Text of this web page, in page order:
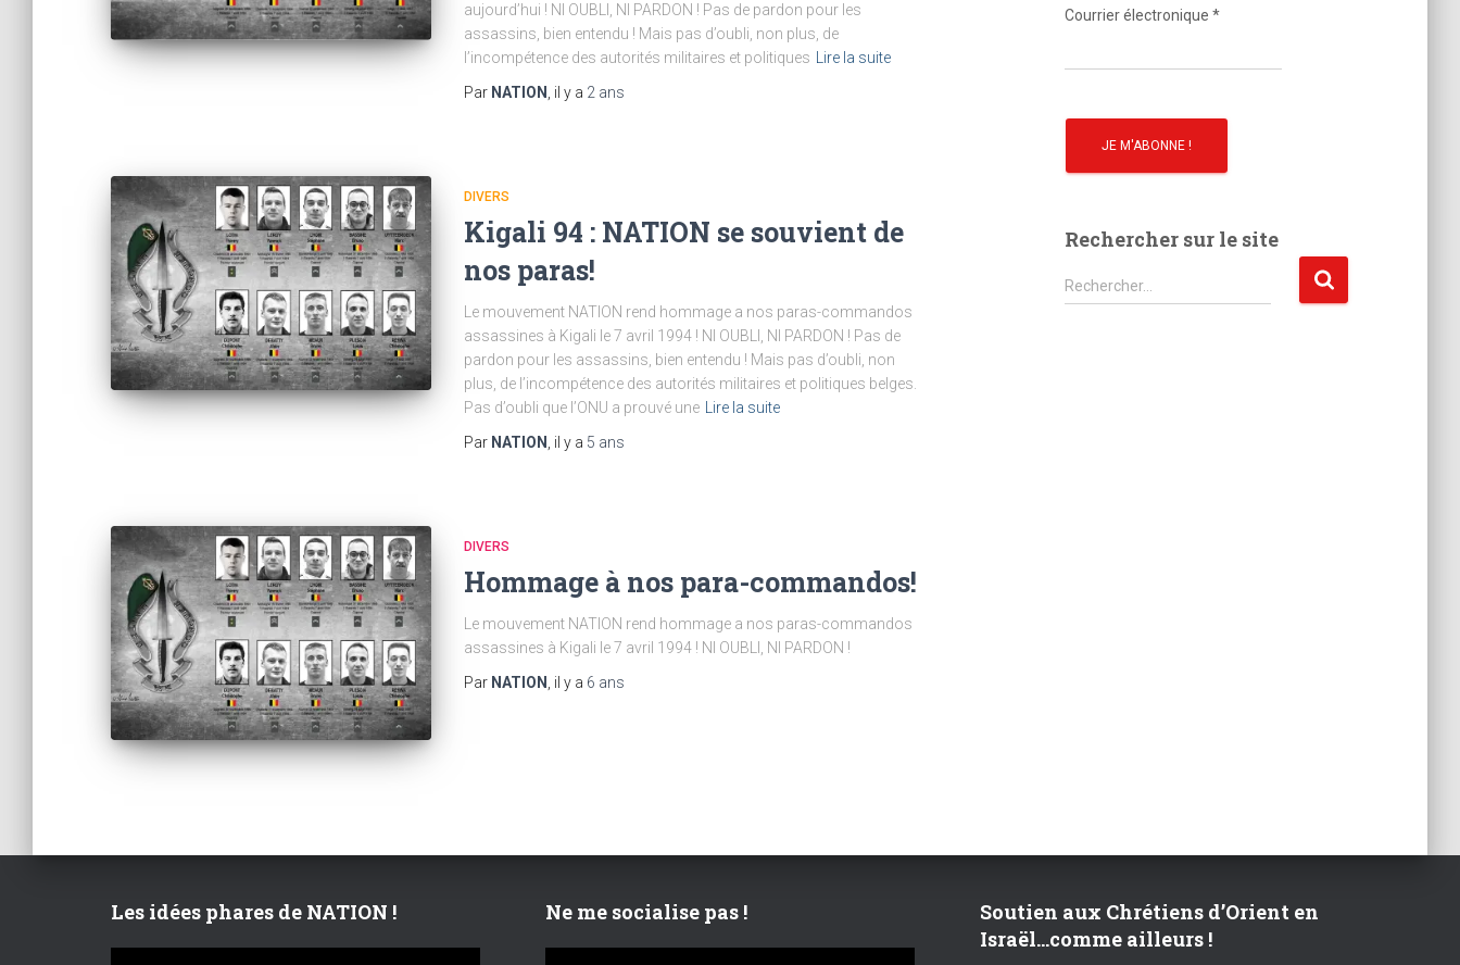
aujourd’hui ! NI OUBLI, NI PARDON ! Pas de pardon pour les
assassins, bien entendu ! Mais pas d’oubli, non plus, de
l’incompétence des autorités militaires et politiques
Lire la suite
Par NATION , il y a 2 ans
DIVERS
Kigali 94 : NATION se souvient de
nos paras!
Le mouvement NATION rend hommage a nos paras-commandos
assassines à Kigali le 7 avril 1994 ! NI OUBLI, NI PARDON ! Pas de
pardon pour les assassins, bien entendu ! Mais pas d’oubli, non
plus, de l’incompétence des autorités militaires et politiques belges.
Pas d’oubli que l’ONU a prouvé une
Lire la suite
Par NATION , il y a 5 ans
DIVERS
Hommage à nos para-commandos!
Le mouvement NATION rend hommage a nos paras-commandos
assassines à Kigali le 7 avril 1994 ! NI OUBLI, NI PARDON !
Par NATION , il y a 6 ans
o
Courrier électronique *
Rechercher sur le site
R
e
Rechercher…
Les idées phares de NATION ! Ne me socialise pas !
Soutien aux Chrétiens d’Orient en
Israël…comme ailleurs !